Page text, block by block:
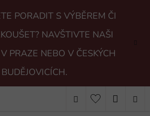
PORADIT S VÝBĚREM ČI
NAVŠTIVTE NAŠI
PRAZE NEBO V ČESKÝCH
BUDĚJOVICÍCH.
Hledat